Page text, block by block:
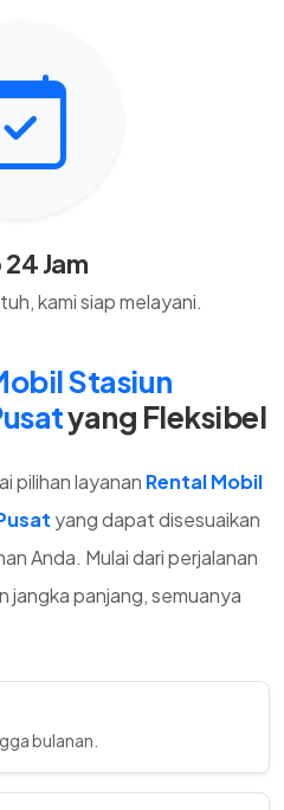
Jam
kami siap melayani.
Stasiun
yang Fleksibel
pilihan layanan Rental Mobil
yang dapat disesuaikan
Anda. Mulai dari perjalanan
jangka panjang, semuanya
bulanan.